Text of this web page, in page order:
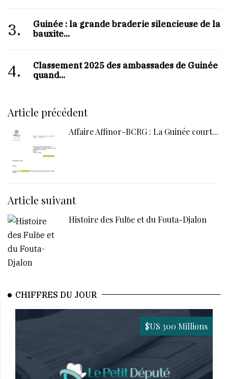
3.
Guinée : la grande braderie silencieuse de la
bauxite...
4.
Classement 2025 des ambassades de Guinée :
quand...
Article précédent
Affaire Affinor-BCRG : La Guinée court...
Article suivant
Histoire des Fulɓe et du Fouta-Djalon
CHIFFRES DU JOUR
$US 300 Millions